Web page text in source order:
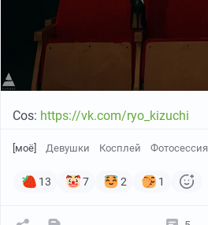
Cos: https://vk.com/ryo_kizuchi
[моё] Девушки Косплей Фотосессия
13 7 2 1